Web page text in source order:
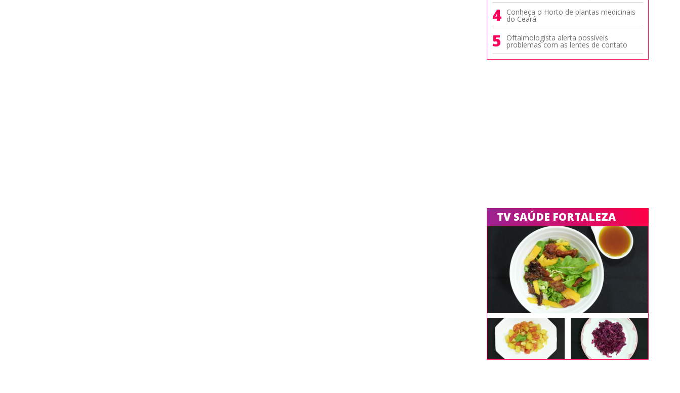
4 Conheça o Horto de plantas medicinais
do Ceará
5 Oftalmologista alerta possíveis
problemas com as lentes de contato
TV SAÚDE FORTALEZA